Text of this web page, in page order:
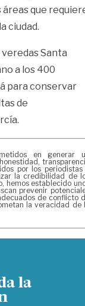
que
ciudad.
Santa
a los 400
para conservar
de
en generar
por los periodistas
la credibilidad de
hemos establecido
prevenir
de conflicto
la veracidad de
la